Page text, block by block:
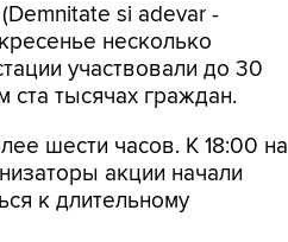
si adevar -
несколько
участвовали до 30
ста тысячах граждан.
шести часов. К 18:00 на
акции начали
к длительному